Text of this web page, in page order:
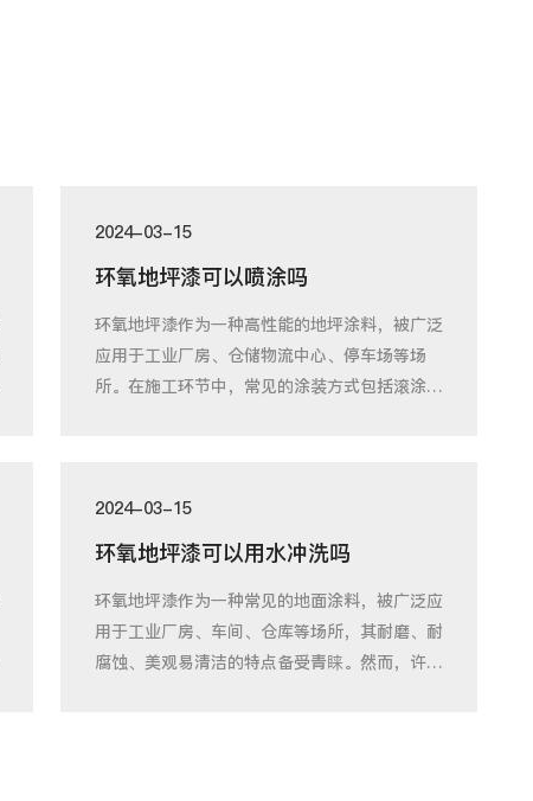
2024-03-15
环氧地坪漆可以喷涂吗
环氧地坪漆作为一种高性能的地坪涂料，被广泛
应用于工业厂房、仓储物流中心、停车场等场
所。在施工环节中，常见的涂装方式包括滚涂、
2024-03-15
环氧地坪漆可以用水冲洗吗
环氧地坪漆作为一种常见的地面涂料，被广泛应
用于工业厂房、车间、仓库等场所，其耐磨、耐
腐蚀、美观易清洁的特点备受青睐。然而，许多